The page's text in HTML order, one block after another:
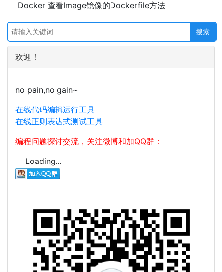
Docker 查看Image镜像的Dockerfile方法
欢迎！
no pain,no gain~
在线代码编辑运行工具
在线正则表达式测试工具
编程问题探讨交流，关注微博和加QQ群：
Loading...